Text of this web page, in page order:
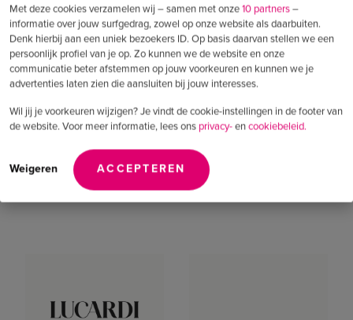
Met deze cookies verzamelen wij – samen met onze10 partners–
informatie over jouw surfgedrag, zowel op onze website als daarbuiten.
Denk hierbij aan een uniek bezoekers ID. Op basis daarvan stellen we een
persoonlijk profiel van je op. Zo kunnen we de website en onze
communicatie beter afstemmen op jouw voorkeuren en kunnen we je
advertenties laten zien die aansluiten bij jouw interesses.
Wil jij je voorkeuren wijzigen? Je vindt de cookie-instellingen in de footer van
de website. Voor meer informatie, lees ons privacy-encookiebeleid.
Weigeren ACCEPTEREN
Een greep uit onze
opdrachtgevers
Impact voor ambitieuze merken